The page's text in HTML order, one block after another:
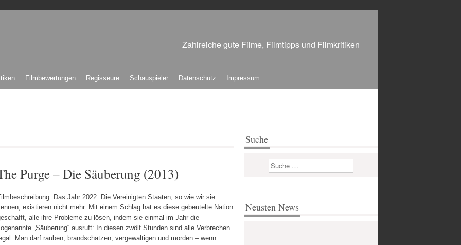
Zahlreiche gute Filme, Filmtipps und Filmkritiken
Filmbewertungen Regisseure Schauspieler Datenschutz Impressum
Purge – Die Säuberung (2013)
Das Jahr 2022. Die Vereinigten Staaten, so wie wir sie
existieren nicht mehr. Mit einem Schlag hat es diese gebeutelte Nation
alle ihre Probleme zu lösen, indem sie einmal im Jahr die
„Säuberung“ ausruft: In diesen zwölf Stunden sind alle Verbrechen
Man darf rauben, brandschatzen, vergewaltigen und morden – wenn…
Suche
Suchen
Neusten News